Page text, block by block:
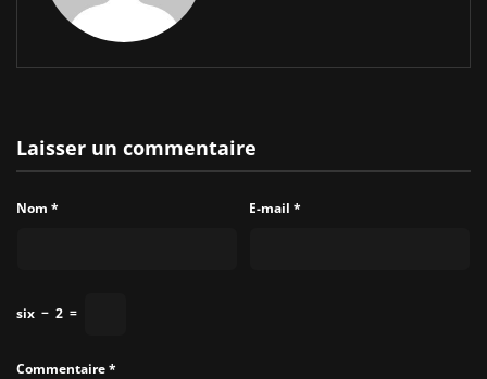
Laisser un commentaire
Nom * E-mail *
six − 2 =
Commentaire*